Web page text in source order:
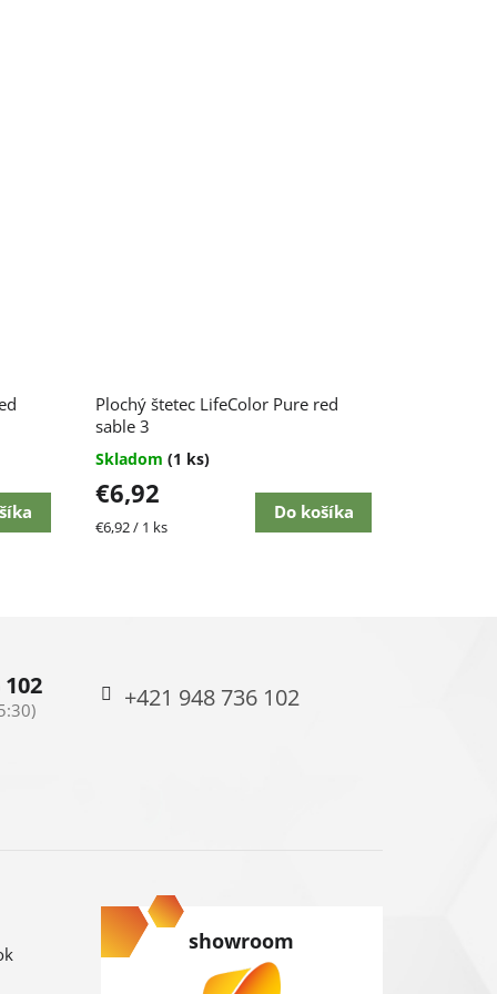
Plochý štetec LifeColor Pure red
sable 3
Skladom (1 ks)
€6,92
Jednotková
€6,92 / 1 ks
Do košíka
102 +421 948 736 102
showroom